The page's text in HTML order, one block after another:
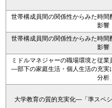
世帯構成員間の関係性からみた時
影響
世帯構成員間の関係性からみた時
影響
ミドルマネジャーの職場環境と従
―部下の家庭生活・個人生活の充実
分析
大学教育の質的充実化―「準スペ